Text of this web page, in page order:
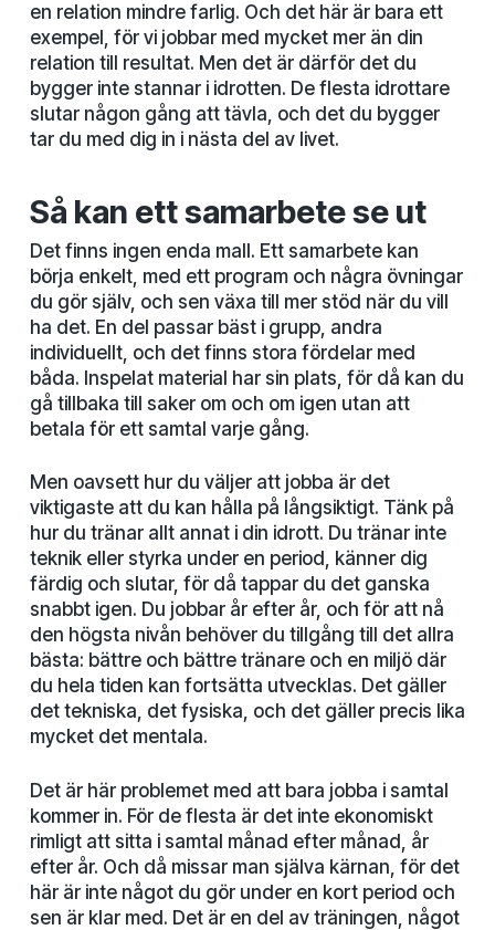
en relation mindre farlig. Och det här är bara ett
exempel, för vi jobbar med mycket mer än din
relation till resultat. Men det är därför det du
bygger inte stannar i idrotten. De flesta idrottare
slutar någon gång att tävla, och det du bygger
tar du med dig in i nästa del av livet.
Så kan ett samarbete se ut
Det finns ingen enda mall. Ett samarbete kan
börja enkelt, med ett program och några övningar
du gör själv, och sen växa till mer stöd när du vill
ha det. En del passar bäst i grupp, andra
individuellt, och det finns stora fördelar med
båda. Inspelat material har sin plats, för då kan du
gå tillbaka till saker om och om igen utan att
betala för ett samtal varje gång.
Men oavsett hur du väljer att jobba är det
viktigaste att du kan hålla på långsiktigt. Tänk på
hur du tränar allt annat i din idrott. Du tränar inte
teknik eller styrka under en period, känner dig
färdig och slutar, för då tappar du det ganska
snabbt igen. Du jobbar år efter år, och för att nå
den högsta nivån behöver du tillgång till det allra
bästa: bättre och bättre tränare och en miljö där
du hela tiden kan fortsätta utvecklas. Det gäller
det tekniska, det fysiska, och det gäller precis lika
mycket det mentala.
Det är här problemet med att bara jobba i samtal
kommer in. För de flesta är det inte ekonomiskt
rimligt att sitta i samtal månad efter månad, år
efter år. Och då missar man själva kärnan, för det
här är inte något du gör under en kort period och
sen är klar med. Det är en del av träningen, något